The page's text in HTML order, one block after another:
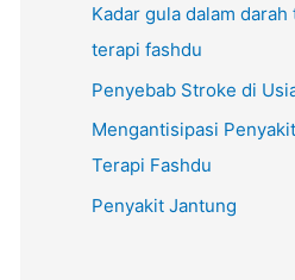
Kadar gula dalam
terapi fashdu
Penyebab Stroke di
Mengantisipasi
Terapi Fashdu
Penyakit Jantung